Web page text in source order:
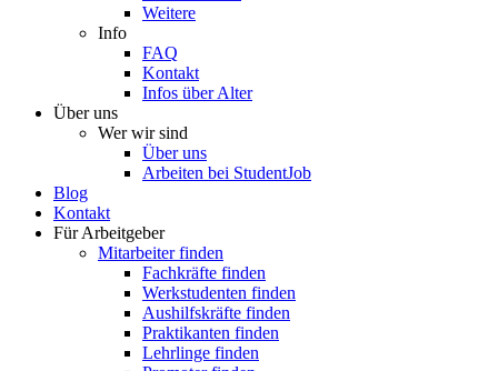
Weitere
Info
FAQ
Kontakt
Infos über Alter
Über uns
Wer wir sind
Über uns
Arbeiten bei StudentJob
Blog
Kontakt
Für Arbeitgeber
Mitarbeiter finden
Fachkräfte finden
Werkstudenten finden
Aushilfskräfte finden
Praktikanten finden
Lehrlinge finden